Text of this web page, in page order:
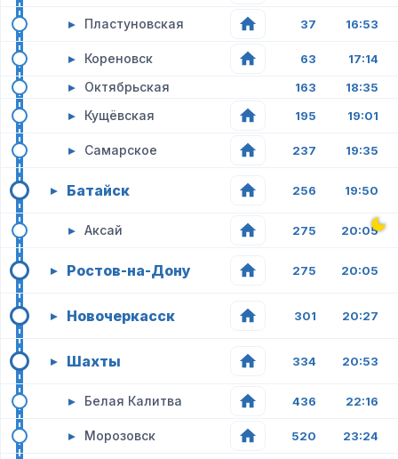
▸ Пластуновская 37 16:53
▸ Кореновск 63 17:14
▸ Октябрьская 163 18:35
▸ Кущёвская 195 19:01
▸ Самарское 237 19:35
▸ Батайск 256 19:50
▸ Аксай 275 20:05
▸ Ростов-на-Дону 275 20:05
▸ Новочеркасск 301 20:27
▸ Шахты 334 20:53
▸ Белая Калитва 436 22:16
▸ Морозовск 520 23:24